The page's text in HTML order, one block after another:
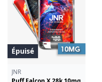
Épuisé
JNR